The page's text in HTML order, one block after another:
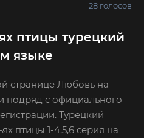
28 голосов
птицы турецкий
языке
странице Любовь на
подряд с официального
Турецкий
птицы 1-4,5,6 серия на